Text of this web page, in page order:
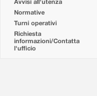
Avvisi all'utenza
Normative
Turni operativi
Richiesta
informazioni/Contatta
l'ufficio